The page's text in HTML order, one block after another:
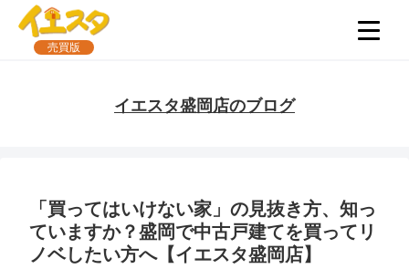
売買版
イエスタ盛岡店のブログ
「買ってはいけない家」の見抜き方、知っ
ていますか？盛岡で中古戸建てを買ってリ
ノベしたい方へ【イエスタ盛岡店】